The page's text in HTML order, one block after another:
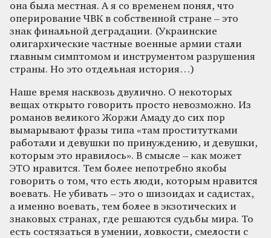
она была местная. А я со временем понял, что
оперирование ЧВК в собственной стране – это
знак финальной деградации. (Украинские
олигархические частные военные армии стали
главным симптомом и инструментом разрушения
страны. Но это отдельная история…)
Наше время насквозь двулично. О некоторых
вещах открыто говорить просто невозможно. Из
романов великого Жоржи Амаду до сих пор
вымарывают фразы типа «там проститутками
работали и девушки по принуждению, и девушки,
которым это нравилось». В смысле – как может
ЭТО нравится. Тем более непотребно якобы
говорить о том, что есть люди, которым нравится
воевать. Не убивать – это о шизоидах и садистах,
а именно воевать, тем более в экзотических и
знаковых странах, где решаются судьбы мира. То
есть состязаться в умении, ловкости, смелости с